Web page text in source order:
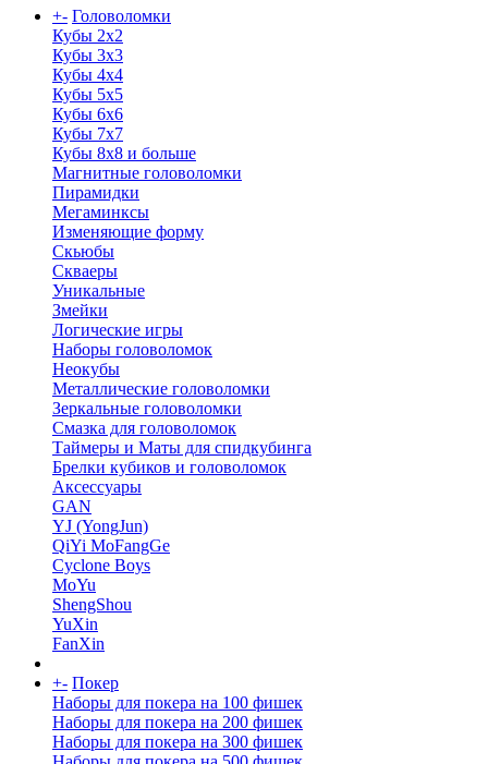
+- Головоломки
Кубы 2х2
Кубы 3х3
Кубы 4x4
Кубы 5х5
Кубы 6х6
Кубы 7х7
Кубы 8х8 и больше
Магнитные головоломки
Пирамидки
Мегаминксы
Изменяющие форму
Скьюбы
Скваеры
Уникальные
Змейки
Логические игры
Наборы головоломок
Неокубы
Металлические головоломки
Зеркальные головоломки
Смазка для головоломок
Таймеры и Маты для спидкубинга
Брелки кубиков и головоломок
Аксессуары
GAN
YJ (YongJun)
QiYi MoFangGe
Cyclone Boys
MoYu
ShengShou
YuXin
FanXin
+- Покер
Наборы для покера на 100 фишек
Наборы для покера на 200 фишек
Наборы для покера на 300 фишек